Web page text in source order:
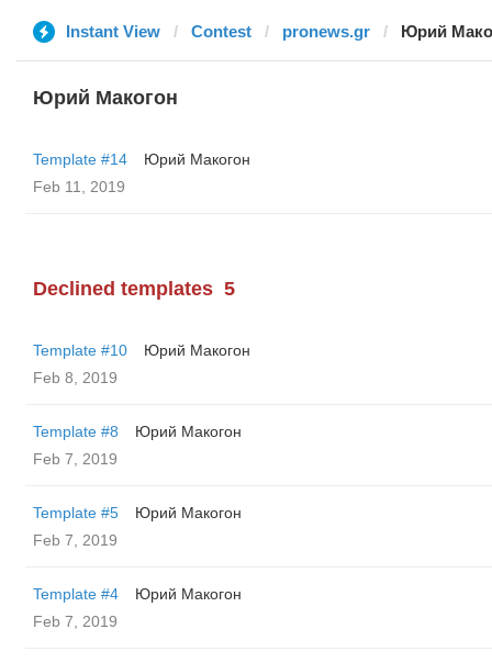
Instant View Contest pronews.gr Юрий
Юрий Макогон
Template #14
Юрий Макогон
Feb 11, 2019
Declined templates 5
Template #10
Юрий Макогон
Feb 8, 2019
Template #8
Юрий Макогон
Feb 7, 2019
Template #5
Юрий Макогон
Feb 7, 2019
Template #4
Юрий Макогон
Feb 7, 2019